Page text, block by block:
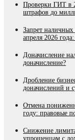
Проверки ГИТ в
штрафов до
Запрет
апреля 2026
Доначисление
доначисление?
Дробление
доначислений и
Отмена
году: правовые
Снижение
упрощенцам с